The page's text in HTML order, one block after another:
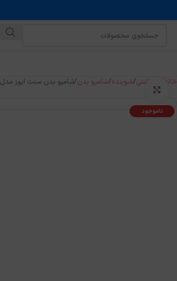
خانه بهداشتی شوینده شامپو بدن شامپو بدن سنت ایوز مدل Apricot حجم ۴۷۳ میل
ناموجود